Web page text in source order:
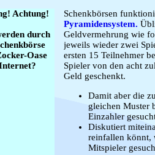
Achtung!
durch
Oase
Schenkbörsen
Pyramidensystem.
Geldvermehrung wie
jeweils wieder zwei
ersten 15 Teilnehmer
Spieler von den acht
Geld geschenkt.
Damit aber die
gleichen Muster
Einzahler
Diskutiert
reinfallen könnt,
Mitspieler